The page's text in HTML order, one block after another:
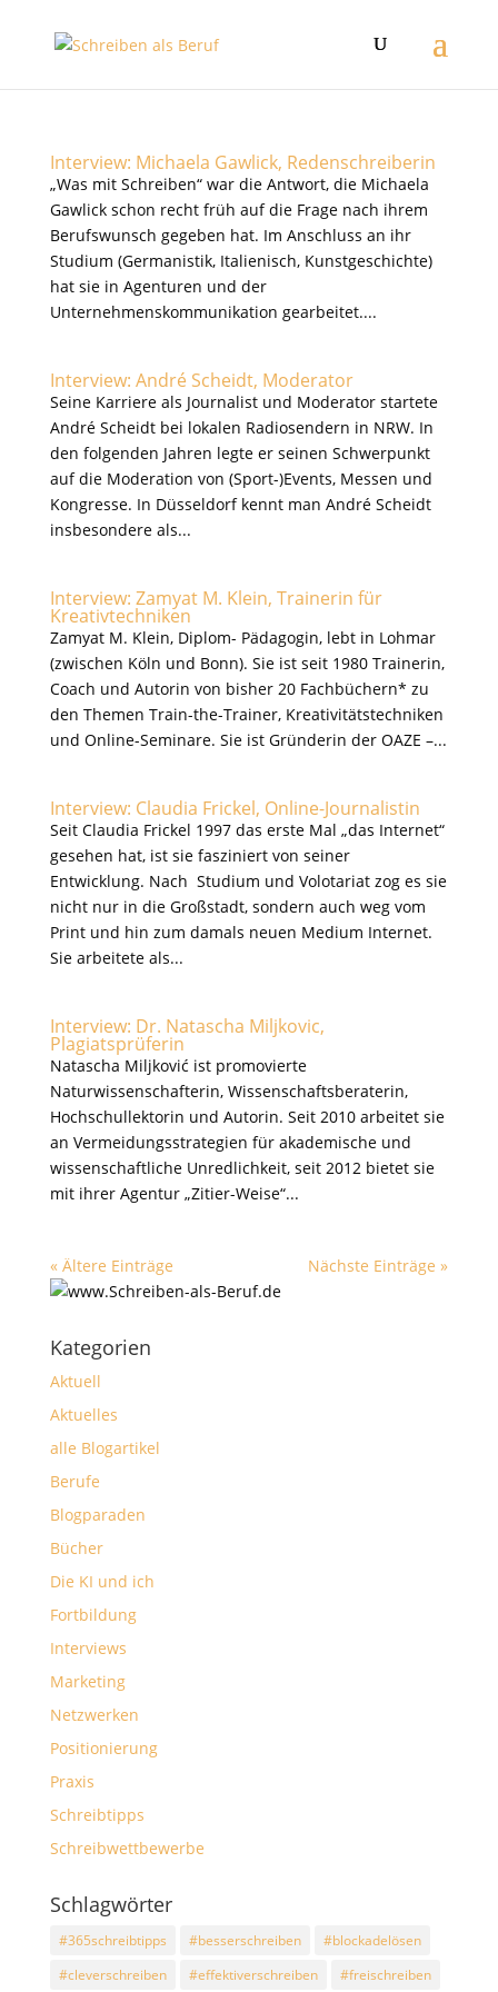
Interview: Michaela Gawlick, Redenschreiberin
„Was mit Schreiben“ war die Antwort, die Michaela
Gawlick schon recht früh auf die Frage nach ihrem
Berufswunsch gegeben hat. Im Anschluss an ihr
Studium (Germanistik, Italienisch, Kunstgeschichte)
hat sie in Agenturen und der
Unternehmenskommunikation gearbeitet....
Interview: André Scheidt, Moderator
Seine Karriere als Journalist und Moderator startete
André Scheidt bei lokalen Radiosendern in NRW. In
den folgenden Jahren legte er seinen Schwerpunkt
auf die Moderation von (Sport-)Events, Messen und
Kongresse. In Düsseldorf kennt man André Scheidt
insbesondere als...
Interview: Zamyat M. Klein, Trainerin für
Kreativtechniken
Zamyat M. Klein, Diplom- Pädagogin, lebt in Lohmar
(zwischen Köln und Bonn). Sie ist seit 1980 Trainerin,
Coach und Autorin von bisher 20 Fachbüchern* zu
den Themen Train-the-Trainer, Kreativitätstechniken
und Online-Seminare. Sie ist Gründerin der OAZE –...
Interview: Claudia Frickel, Online-Journalistin
Seit Claudia Frickel 1997 das erste Mal „das Internet“
gesehen hat, ist sie fasziniert von seiner
Entwicklung. Nach Studium und Volotariat zog es sie
nicht nur in die Großstadt, sondern auch weg vom
Print und hin zum damals neuen Medium Internet.
Sie arbeitete als...
Interview: Dr. Natascha Miljkovic,
Plagiatsprüferin
Natascha Miljković ist promovierte
Naturwissenschafterin, Wissenschaftsberaterin,
Hochschullektorin und Autorin. Seit 2010 arbeitet sie
an Vermeidungsstrategien für akademische und
wissenschaftliche Unredlichkeit, seit 2012 bietet sie
mit ihrer Agentur „Zitier-Weise“...
« Ältere Einträge Nächste Einträge »
Kategorien
Aktuell
Aktuelles
alle Blogartikel
Berufe
Blogparaden
Bücher
Die KI und ich
Fortbildung
Interviews
Marketing
Netzwerken
Positionierung
Praxis
Schreibtipps
Schreibwettbewerbe
Schlagwörter
#365schreibtipps #besserschreiben
#blockadelösen
#cleverschreiben
#effektiverschreiben #freischreiben